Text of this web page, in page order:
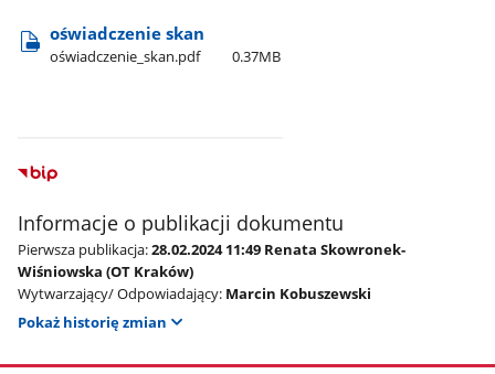
oświadczenie skan
oświadczenie​_skan.pdf 0.37MB
Informacje o publikacji dokumentu
Pierwsza publikacja:28.02.2024 11:49 Renata Skowronek-
Wiśniowska (OT Kraków)
Wytwarzający/ Odpowiadający: Marcin Kobuszewski
Pokaż historię zmian